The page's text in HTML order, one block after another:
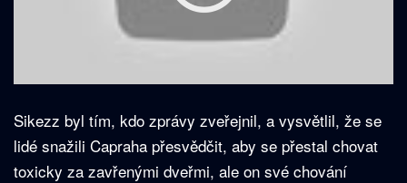
Sikezz byl tím, kdo zprávy zveřejnil, a vysvětlil, že se
lidé snažili Capraha přesvědčit, aby se přestal chovat
toxicky za zavřenými dveřmi, ale on své chování